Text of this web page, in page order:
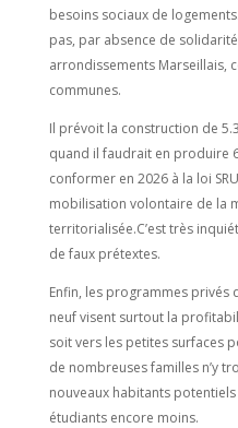
besoins sociaux de
pas, par absence de
arrondissements Marseillais,
communes.
Il prévoit la construction de
quand il faudrait en produire
conformer en 2026 à la loi
mobilisation volontaire de la
territorialisée.C’est très
de faux prétextes.
Enfin, les programmes privés
neuf visent surtout la
soit vers les petites surfaces
de nombreuses familles n’y
nouveaux habitants
étudiants encore moins.